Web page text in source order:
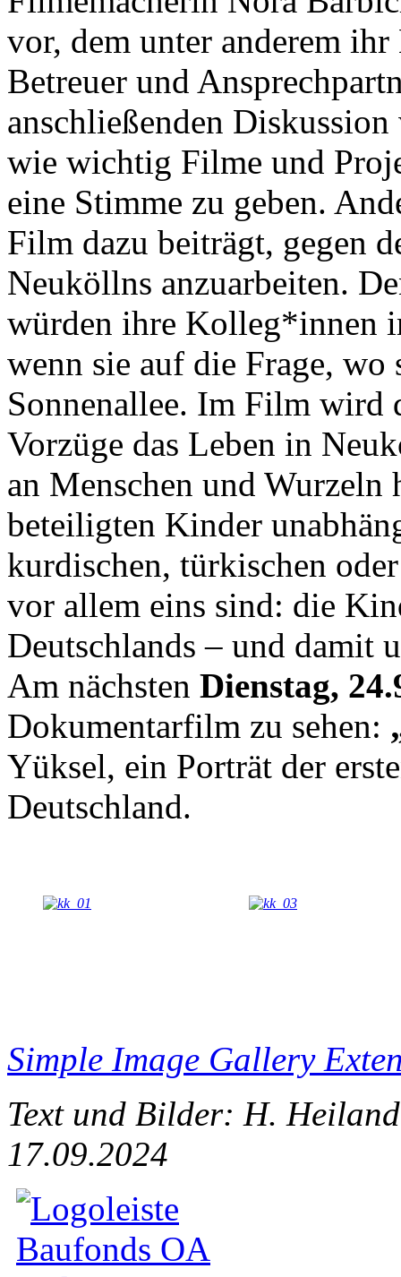
vor, dem unter anderem
Betreuer und
anschließenden
wie wichtig Filme und
eine Stimme zu geben.
Film dazu beiträgt, gegen
Neuköllns anzuarbeiten.
würden ihre Kolleg*innen
wenn sie auf die Frage,
Sonnenallee. Im Film wird
Vorzüge das Leben in
an Menschen und Wurzeln
beteiligten Kinder
kurdischen, türkischen
vor allem eins sind: die
Deutschlands – und damit
Am nächsten Dienstag,
Dokumentarfilm zu sehen:
Yüksel, ein Porträt der
Deutschland.
Simple Image Gallery
Text und Bilder: H. Heiland
17.09.2024